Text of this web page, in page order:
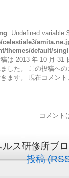
: Undefined variable
celestiale3/
themes/default/
稿は 2013 年 10 月 31
ました。 この投稿へ
きます。 現在コメン
コメント
ルス研修所ブ
投稿